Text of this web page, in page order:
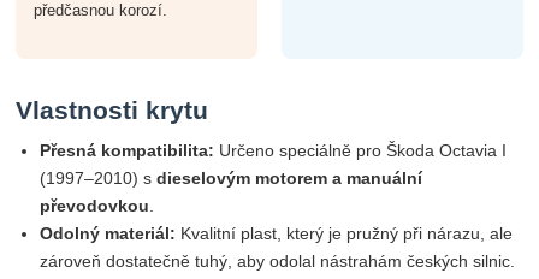
předčasnou korozí.
Vlastnosti krytu
Přesná kompatibilita: Určeno speciálně pro Škoda Octavia I
(1997–2010) sdieselovým motorem a manuální
převodovkou
Odolný materiál: Kvalitní plast, který je pružný při nárazu, ale
zároveň dostatečně tuhý, aby odolal nástrahám českých silnic.